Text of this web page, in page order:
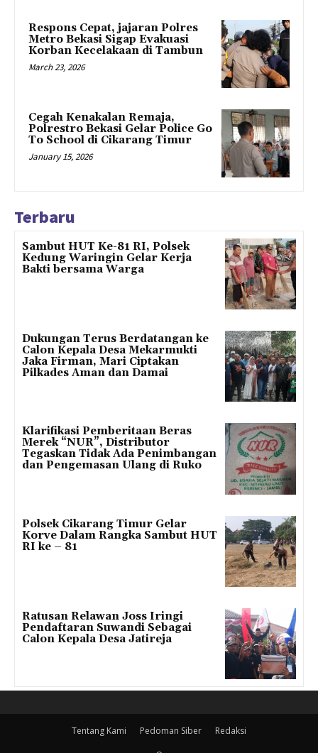
Respons Cepat, jajaran Polres
Metro Bekasi Sigap Evakuasi
Korban Kecelakaan di Tambun
March 23, 2026
Cegah Kenakalan Remaja,
Polrestro Bekasi Gelar Police Go
To School di Cikarang Timur
January 15, 2026
Terbaru
Sambut HUT Ke-81 RI, Polsek
Kedung Waringin Gelar Kerja
Bakti bersama Warga
Dukungan Terus Berdatangan ke
Calon Kepala Desa Mekarmukti
Jaka Firman, Mari Ciptakan
Pilkades Aman dan Damai
Klarifikasi Pemberitaan Beras
Merek “NUR”, Distributor
Tegaskan Tidak Ada Penimbangan
dan Pengemasan Ulang di Ruko
Polsek Cikarang Timur Gelar
Korve Dalam Rangka Sambut HUT
RI ke – 81
Ratusan Relawan Joss Iringi
Pendaftaran Suwandi Sebagai
Calon Kepala Desa Jatireja
Tentang Kami Pedoman Siber Redaksi